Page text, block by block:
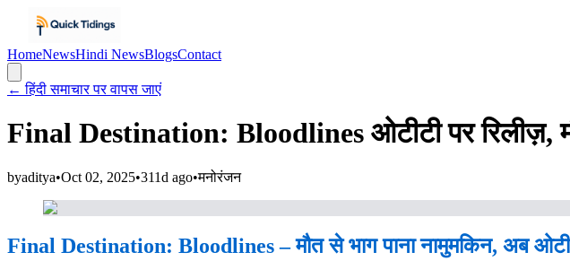
HomeNewsHindi NewsBlogsContact
← हिंदी समाचार पर वापस जाएं
Final Destination: Bloodlines ओटीटी पर रिलीज़,
byaditya•Oct 02, 2025•311d ago•मनोरंजन
Final Destination: Bloodlines – मौत से भाग पाना नामुमकिन, अब